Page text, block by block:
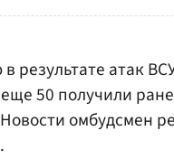
результате атак
50 получили
омбудсмен